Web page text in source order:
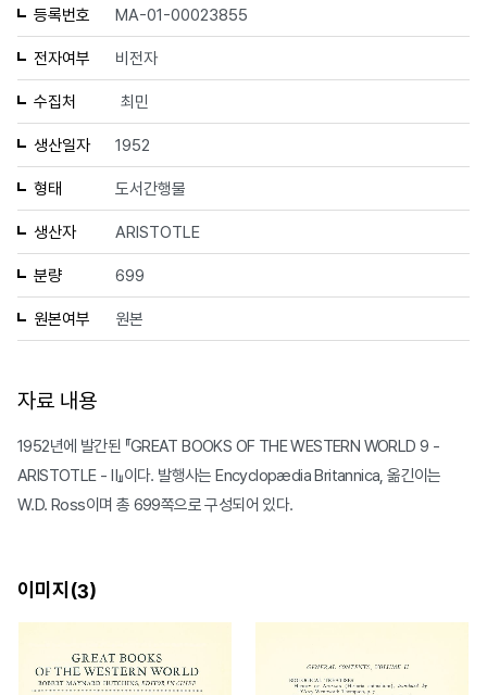
등록번호 MA-01-00023855
전자여부 비전자
수집처 최민
생산일자 1952
형태 도서간행물
생산자 ARISTOTLE
분량 699
원본여부 원본
자료 내용
1952년에 발간된 『GREAT BOOKS OF THE WESTERN WORLD 9 -
ARISTOTLE - Ⅱ』이다. 발행사는 Encyclopædia Britannica, 옮긴이는
W.D. Ross이며 총 699쪽으로 구성되어 있다.
이미지(3)